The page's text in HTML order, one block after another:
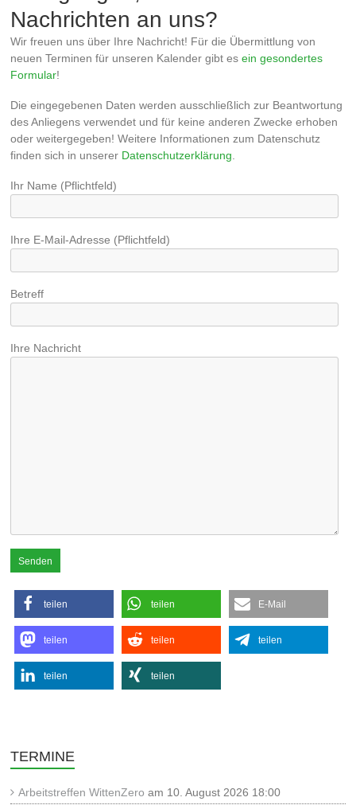
Nachrichten an uns?
Wir freuen uns über Ihre Nachricht! Für die Übermittlung von
neuen Terminen für unseren Kalender gibt esein gesondertes
Formular!
Die eingegebenen Daten werden ausschließlich zur Beantwortung
des Anliegens verwendet und für keine anderen Zwecke erhoben
oder weitergegeben! Weitere Informationen zum Datenschutz
finden sich in unserer Datenschutzerklärung
Ihr Name (Pflichtfeld)
Ihre E-Mail-Adresse (Pflichtfeld)
Betreff
Ihre Nachricht
teilen teilen E-Mail
teilen teilen teilen
teilen teilen
TERMINE
Arbeitstreffen WittenZero am 10. August 2026 18:00